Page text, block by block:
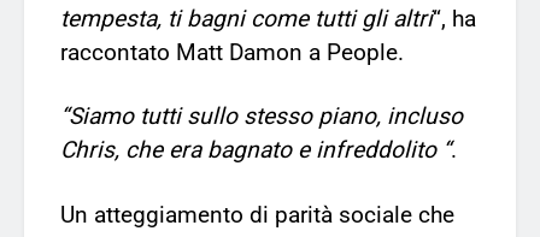
tempesta, ti bagni come tutti gli altri“, ha
raccontato Matt Damon a People.
“Siamo tutti sullo stesso piano, incluso
Chris, che era bagnato e infreddolito “.
Un atteggiamento di parità sociale che